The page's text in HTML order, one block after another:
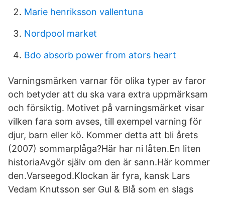
Marie henriksson vallentuna
Nordpool market
Bdo absorb power from ators heart
Varningsmärken varnar för olika typer av faror
och betyder att du ska vara extra uppmärksam
och försiktig. Motivet på varningsmärket visar
vilken fara som avses, till exempel varning för
djur, barn eller kö. Kommer detta att bli årets
(2007) sommarplåga?Här har ni låten.En liten
historiaAvgör själv om den är sann.Här kommer
den.Varseegod.Klockan är fyra, kansk Lars
Vedam Knutsson ser Gul & Blå som en slags